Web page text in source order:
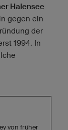
Halensee
gegen ein
der
1994. In
von früher